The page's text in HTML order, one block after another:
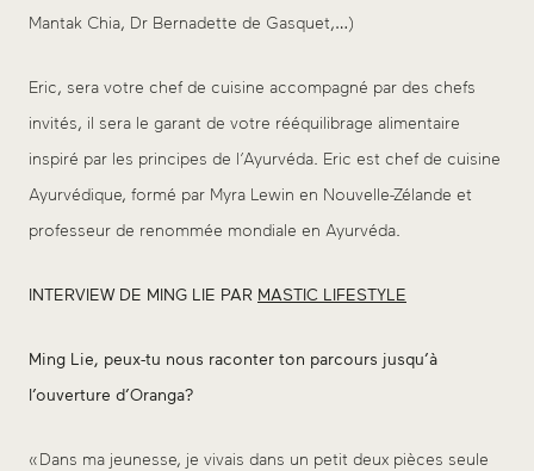
Mantak Chia, Dr Bernadette de Gasquet,…)
Eric, sera votre chef de cuisine accompagné par des chefs
invités, il sera le garant de votre rééquilibrage alimentaire
inspiré par les principes de l’Ayurvéda. Eric est chef de cuisine
Ayurvédique, formé par Myra Lewin en Nouvelle-Zélande et
professeur de renommée mondiale en Ayurvéda.
INTERVIEW DE MING LIE PAR MASTIC LIFESTYLE
Ming Lie, peux-tu nous raconter ton parcours jusqu’à
l’ouverture d’Oranga?
« Dans ma jeunesse, je vivais dans un petit deux pièces seule